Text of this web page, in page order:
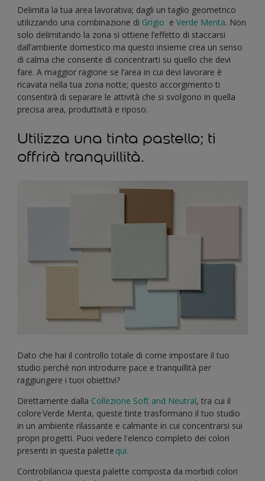
Delimita la tua area lavorativa; dagli un taglio geometrico
utilizzando una combinazione di Grigio e Verde Menta. Non
solo delimitando la zona si ottiene l’effetto di staccarsi
dall’ambiente domestico ma questo insieme crea un senso
di calma che consente di concentrarti su quello che devi
fare. A maggior ragione se l’area in cui devi lavorare è
ricavata nella tua zona notte; questo accorgimento ti
consentirà di separare le attività che si svolgono in quella
precisa area, produttività e riposo.
Utilizza una tinta pastello; ti
offrirà tranquillità.
Dato che hai il controllo totale di come impostare il tuo
studio perché non introdurre pace e tranquillità per
raggiungere i tuoi obiettivi?
Direttamente dalla Collezione Soft and Neutral, tra cui il
colore Verde Menta, queste tinte trasformano il tuo studio
in un ambiente rilassante e calmante in cui concentrarsi sui
propri progetti. Puoi vedere l'elenco completo dei colori
presenti in questa palette qui.
Controbilancia questa palette composta da morbidi colori